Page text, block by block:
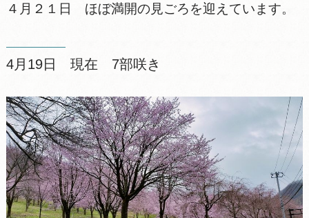
４月２１日 ほぼ満開の見ごろを迎えています。
4月19日 現在 7部咲き